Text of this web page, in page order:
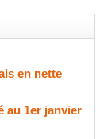
en nette
au 1er janvier